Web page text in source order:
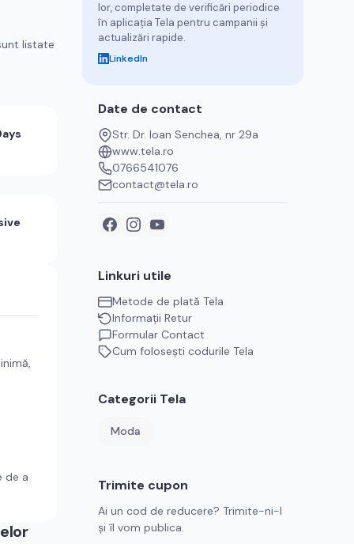
listate
de a
lor, completate de verificări periodice
în aplicația Tela pentru campanii și
actualizări rapide.
LinkedIn
Date de contact
Str. Dr. Ioan Senchea, nr 29a
www.tela.ro
0766541076
contact@tela.ro
Linkuri utile
Metode de plată Tela
Informații Retur
Formular Contact
Cum folosești codurile Tela
Categorii Tela
Moda
Trimite cupon
Ai un cod de reducere? Trimite-ni-l
și îl vom publica.